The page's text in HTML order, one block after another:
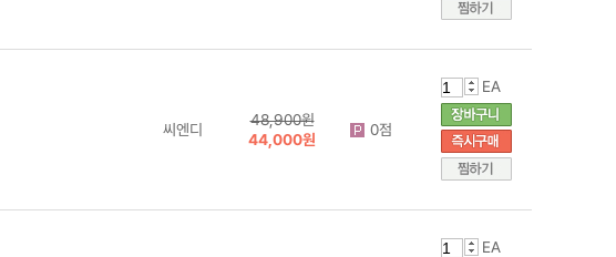
씨엔디
48,900원
44,000원
0점
EA
EA